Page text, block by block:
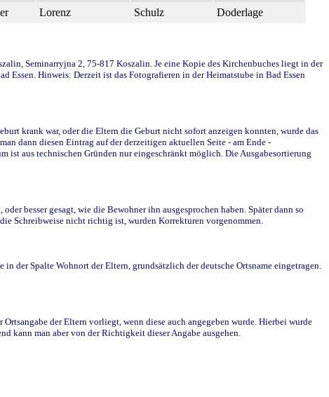
Lorenz Schulz Doderlage
Seminarryjna 2, 75-817 Koszalin. Je eine Kopie des Kirchenbuches liegt in der
Essen. Hinweis: Derzeit ist das Fotografieren in der Heimatstube in Bad Essen
krank war, oder die Eltern die Geburt nicht sofort anzeigen konnten, wurde das
dann diesen Eintrag auf der derzeitigen aktuellen Seite - am Ende -
ist aus technischen Gründen nur eingeschränkt möglich. Die Ausgabesortierung
besser gesagt, wie die Bewohner ihn ausgesprochen haben. Später dann so
Schreibweise nicht richtig ist, wurden Korrekturen vorgenommen.
der Spalte Wohnort der Eltern, grundsätzlich der deutsche Ortsname eingetragen.
der Eltern vorliegt, wenn diese auch angegeben wurde. Hierbei wurde
kann man aber von der Richtigkeit dieser Angabe ausgehen.